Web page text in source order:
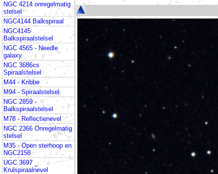
NGC 4214 onregelmatig
stelsel
NGC4144 Balkspiraal
NGC4145
Balkspiraalstelsel
NGC 4565 - Needle
galaxy
NGC 3686cs
Spiraalstelsel
M44 - Kribbe
M94 - Spiraalstelsel
NGC 2859 -
Balkspiraalstelsel
M78 - Reflectienevel
NGC 2366 Onregelmatig
stelsel
M35 - Open sterhoop en
NGC2158
UGC 3697 _
Krulspiraalnevel